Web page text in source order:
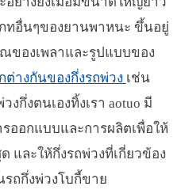
ทอื่นๆของยานพาหนะ ขึ้นอยู่
ของเพลาและรูปแบบของ
างกันของกึ่งรถพ่วง เช่น
กึ่งตนเองทิ้งเรา aotuo มี
ออกแบบและการผลิตเพื่อให้
ละให้กึ่งรถพ่วงที่เกี่ยวข้อง
ถกึ่งพ่วงโบกี้ขาย